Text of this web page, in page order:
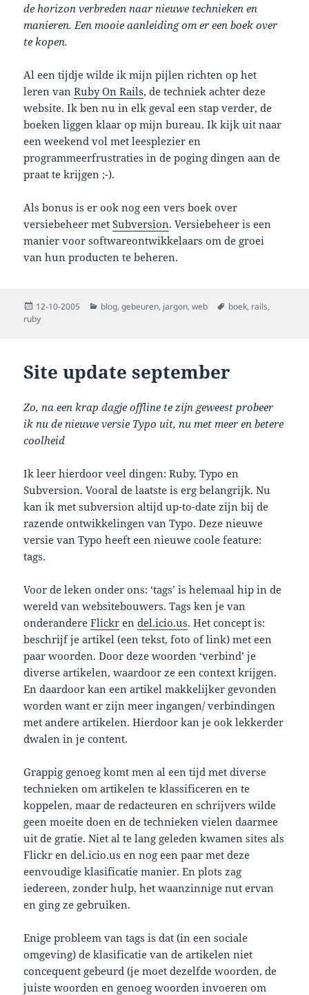
de horizon verbreden naar nieuwe technieken en
manieren. Een mooie aanleiding om er een boek over
te kopen.
Al een tijdje wilde ik mijn pijlen richten op het
leren vanRuby On Rails, de techniek achter deze
website. Ik ben nu in elk geval een stap verder, de
boeken liggen klaar op mijn bureau. Ik kijk uit naar
een weekend vol met leesplezier en
programmeerfrustraties in de poging dingen aan de
praat te krijgen ;-).
Als bonus is er ook nog een vers boek over
versiebeheer metSubversion. Versiebeheer is een
manier voor softwareontwikkelaars om de groei
van hun producten te beheren.
Posted
on
12-10-2005 Categories
blog,gebeuren, jargon,web Tags
boek, rails,
ruby
Site update september
Zo, na een krap dagje offline te zijn geweest probeer
ik nu de nieuwe versie Typo uit, nu met meer en betere
coolheid
Ik leer hierdoor veel dingen: Ruby, Typo en
Subversion. Vooral de laatste is erg belangrijk. Nu
kan ik met subversion altijd up-to-date zijn bij de
razende ontwikkelingen van Typo. Deze nieuwe
versie van Typo heeft een nieuwe coole feature:
tags.
Voor de leken onder ons: ‘tags’ is helemaal hip in de
wereld van websitebouwers. Tags ken je van
onderandereFlickr endel.icio.us. Het concept is:
beschrijf je artikel (een tekst, foto of link) met een
paar woorden. Door deze woorden ‘verbind’ je
diverse artikelen, waardoor ze een context krijgen.
En daardoor kan een artikel makkelijker gevonden
worden want er zijn meer ingangen/ verbindingen
met andere artikelen. Hierdoor kan je ook lekkerder
dwalen in je content.
Grappig genoeg komt men al een tijd met diverse
technieken om artikelen te klassificeren en te
koppelen, maar de redacteuren en schrijvers wilde
geen moeite doen en de technieken vielen daarmee
uit de gratie. Niet al te lang geleden kwamen sites als
Flickr en del.icio.us en nog een paar met deze
eenvoudige klasificatie manier. En plots zag
iedereen, zonder hulp, het waanzinnige nut ervan
en ging ze gebruiken.
Enige probleem van tags is dat (in een sociale
omgeving) de klasificatie van de artikelen niet
concequent gebeurd (je moet dezelfde woorden, de
juiste woorden en genoeg woorden invoeren om